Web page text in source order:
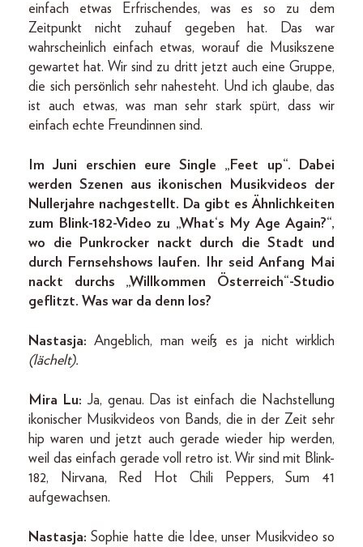
einfach etwas Erfrischendes, was es so zu dem
Zeitpunkt nicht zuhauf gegeben hat. Das war
wahrscheinlich einfach etwas, worauf die Musikszene
gewartet hat. Wir sind zu dritt jetzt auch eine Gruppe,
die sich persönlich sehr nahesteht. Und ich glaube, das
ist auch etwas, was man sehr stark spürt, dass wir
einfach echte Freundinnen sind.
Im Juni erschien eure Single „Feet up“. Dabei
werden Szenen aus ikonischen Musikvideos der
Nullerjahre nachgestellt. Da gibt es Ähnlichkeiten
zum Blink-182-Video zu „What‘s My Age Again?“,
wo die Punkrocker nackt durch die Stadt und
durch Fernsehshows laufen. Ihr seid Anfang Mai
nackt durchs „Willkommen Österreich“-Studio
geflitzt. Was war da denn los?
Nastasja: Angeblich, man weiß es ja nicht wirklich
(lächelt).
Mira Lu: Ja, genau. Das ist einfach die Nachstellung
ikonischer Musikvideos von Bands, die in der Zeit sehr
hip waren und jetzt auch gerade wieder hip werden,
weil das einfach gerade voll retro ist. Wir sind mit Blink-
182, Nirvana, Red Hot Chili Peppers, Sum 41
aufgewachsen.
Nastasja: Sophie hatte die Idee, unser Musikvideo so